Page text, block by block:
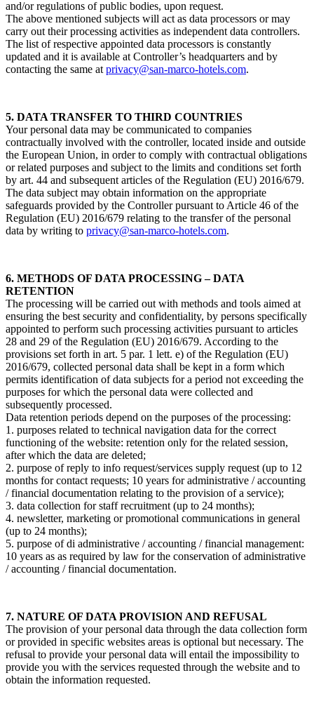
and/or regulations of public bodies, upon request.
The above mentioned subjects will act as data processors or may
carry out their processing activities as independent data controllers.
The list of respective appointed data processors is constantly
updated and it is available at Controller’s headquarters and by
contacting the same at privacy@san-marco-hotels.com.
5. DATA TRANSFER TO THIRD COUNTRIES
Your personal data may be communicated to companies
contractually involved with the controller, located inside and outside
the European Union, in order to comply with contractual obligations
or related purposes and subject to the limits and conditions set forth
by art. 44 and subsequent articles of the Regulation (EU) 2016/679.
The data subject may obtain information on the appropriate
safeguards provided by the Controller pursuant to Article 46 of the
Regulation (EU) 2016/679 relating to the transfer of the personal
data by writing to privacy@san-marco-hotels.com.
6. METHODS OF DATA PROCESSING – DATA
RETENTION
The processing will be carried out with methods and tools aimed at
ensuring the best security and confidentiality, by persons specifically
appointed to perform such processing activities pursuant to articles
28 and 29 of the Regulation (EU) 2016/679. According to the
provisions set forth in art. 5 par. 1 lett. e) of the Regulation (EU)
2016/679, collected personal data shall be kept in a form which
permits identification of data subjects for a period not exceeding the
purposes for which the personal data were collected and
subsequently processed.
Data retention periods depend on the purposes of the processing:
1. purposes related to technical navigation data for the correct
functioning of the website: retention only for the related session,
after which the data are deleted;
2. purpose of reply to info request/services supply request (up to 12
months for contact requests; 10 years for administrative / accounting
/ financial documentation relating to the provision of a service);
3. data collection for staff recruitment (up to 24 months);
4. newsletter, marketing or promotional communications in general
(up to 24 months);
5. purpose of di administrative / accounting / financial management:
10 years as as required by law for the conservation of administrative
/ accounting / financial documentation.
7. NATURE OF DATA PROVISION AND REFUSAL
The provision of your personal data through the data collection form
or provided in specific websites areas is optional but necessary. The
refusal to provide your personal data will entail the impossibility to
provide you with the services requested through the website and to
obtain the information requested.